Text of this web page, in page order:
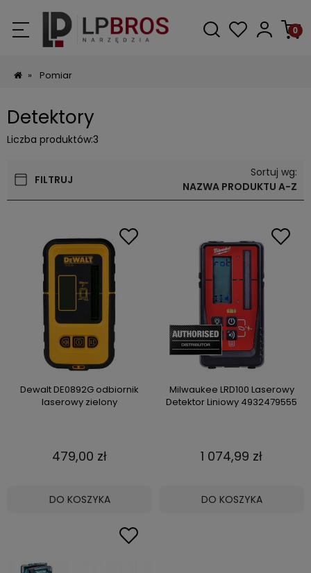
» Pomiar
Detektory
Liczba produktów:3
FILTRUJ
Sortuj wg:
NAZWA PRODUKTU A-Z
Dewalt DE0892G odbiornik
laserowy zielony
479,00 zł
DO KOSZYKA
Milwaukee LRD100 Laserowy
Detektor Liniowy 4932479555
1 074,99 zł
DO KOSZYKA